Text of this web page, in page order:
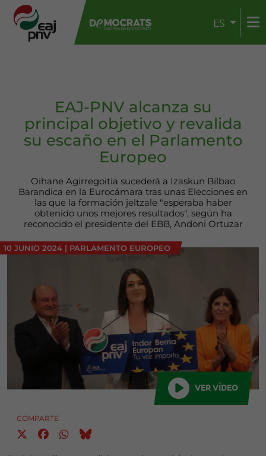
ES
EAJ-PNV alcanza su
principal objetivo y revalida
su escaño en el Parlamento
Europeo
Oihane Agirregoitia sucederá a Izaskun Bilbao
Barandica en la Eurocámara tras unas Elecciones en
las que la formación jeltzale "esperaba haber
obtenido unos mejores resultados", según ha
reconocido el presidente del EBB, Andoni Ortuzar
10 JUNIO 2024 | PARLAMENTO EUROPEO
VER VÍDEO
COMPARTE